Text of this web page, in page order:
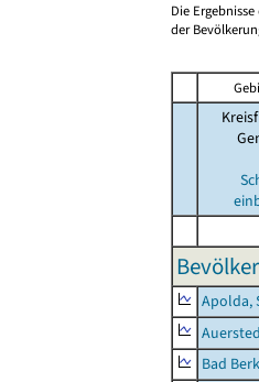
Die
der
Apolda,
Bad